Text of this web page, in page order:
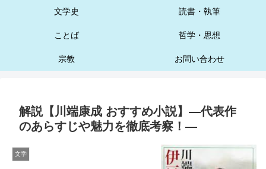
文学史 読書・執筆
ことば 哲学・思想
宗教 お問い合わせ
解説【川端康成 おすすめ小説】―代表作
のあらすじや魅力を徹底考察！―
文学